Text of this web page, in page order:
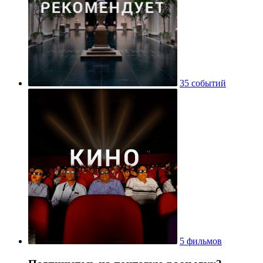
35 событий
5 фильмов